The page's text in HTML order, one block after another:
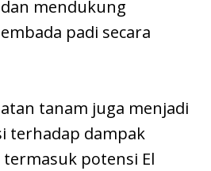
mendukung
padi secara
tanam juga menjadi
terhadap dampak
potensi El